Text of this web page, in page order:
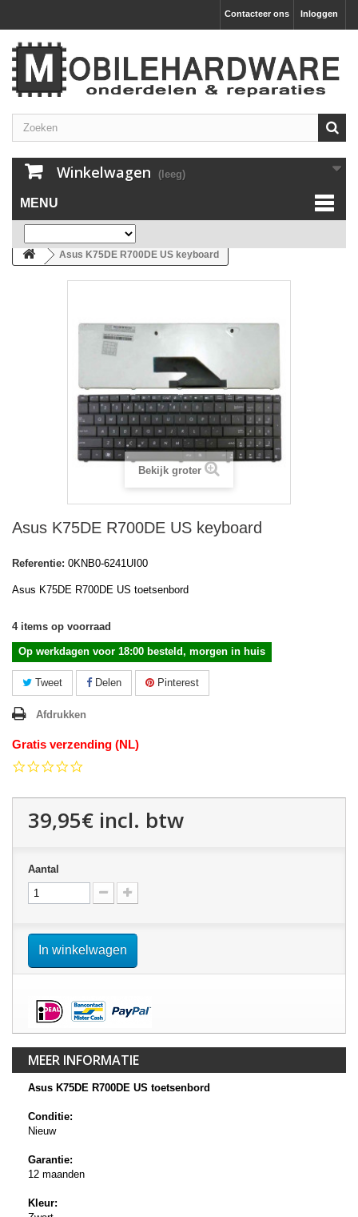
Inloggen
Contacteer ons
Winkelwagen (leeg)
MENU
Asus K75DE R700DE US keyboard
Bekijk groter
Asus K75DE R700DE US keyboard
Referentie: 0KNB0-6241UI00
Asus K75DE R700DE US toetsenbord
4 items op voorraad
Op werkdagen voor 18:00 besteld, morgen in huis
Tweet Delen Pinterest
Afdrukken
Gratis verzending (NL)
39,95€ incl. btw
Aantal
In winkelwagen
MEER INFORMATIE
Asus K75DE R700DE US toetsenbord
Conditie:
Nieuw
Garantie:
12 maanden
Kleur: